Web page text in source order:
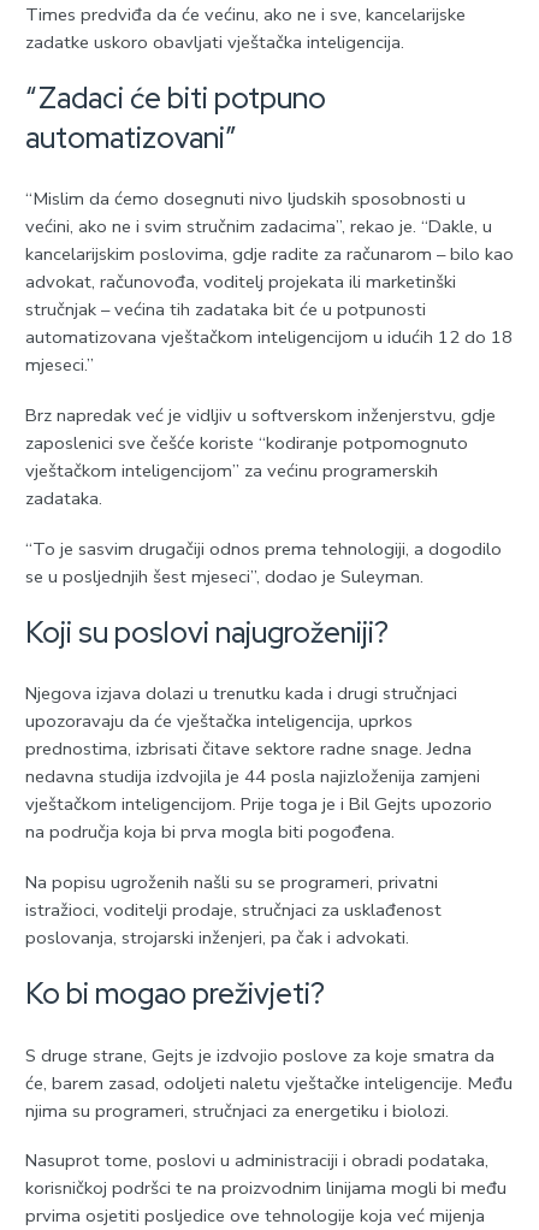
Times predviđa da će većinu, ako ne i sve, kancelarijske
zadatke uskoro obavljati vještačka inteligencija.
“Zadaci će biti potpuno
automatizovani”
“Mislim da ćemo dosegnuti nivo ljudskih sposobnosti u
većini, ako ne i svim stručnim zadacima”, rekao je. “Dakle, u
kancelarijskim poslovima, gdje radite za računarom – bilo kao
advokat, računovođa, voditelj projekata ili marketinški
stručnjak – većina tih zadataka bit će u potpunosti
automatizovana vještačkom inteligencijom u idućih 12 do 18
mjeseci.”
Brz napredak već je vidljiv u softverskom inženjerstvu, gdje
zaposlenici sve češće koriste “kodiranje potpomognuto
vještačkom inteligencijom” za većinu programerskih
zadataka.
“To je sasvim drugačiji odnos prema tehnologiji, a dogodilo
se u posljednjih šest mjeseci”, dodao je Suleyman.
Koji su poslovi najugroženiji?
Njegova izjava dolazi u trenutku kada i drugi stručnjaci
upozoravaju da će vještačka inteligencija, uprkos
prednostima, izbrisati čitave sektore radne snage. Jedna
nedavna studija izdvojila je 44 posla najizloženija zamjeni
vještačkom inteligencijom. Prije toga je i Bil Gejts upozorio
na područja koja bi prva mogla biti pogođena.
Na popisu ugroženih našli su se programeri, privatni
istražioci, voditelji prodaje, stručnjaci za usklađenost
poslovanja, strojarski inženjeri, pa čak i advokati.
Ko bi mogao preživjeti?
S druge strane, Gejts je izdvojio poslove za koje smatra da
će, barem zasad, odoljeti naletu vještačke inteligencije. Među
njima su programeri, stručnjaci za energetiku i biolozi.
Nasuprot tome, poslovi u administraciji i obradi podataka,
korisničkoj podršci te na proizvodnim linijama mogli bi među
prvima osjetiti posljedice ove tehnologije koja već mijenja